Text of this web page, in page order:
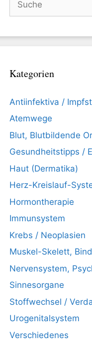
Kategorien
Antiinfektiva /
Atemwege
Blut, Blutbildende
Gesundheitstipps /
Haut (Dermatika)
Herz-Kreislauf-
Hormontherapie
Immunsystem
Krebs / Neoplasien
Muskel-Skelett,
Nervensystem,
Sinnesorgane
Stoffwechsel /
Urogenitalsystem
Verschiedenes